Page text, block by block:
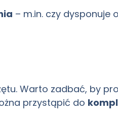
– m.in. czy dysponuje
Warto zadbać, by
przystąpić do